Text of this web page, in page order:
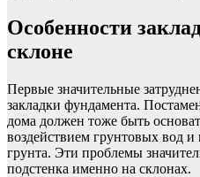
Особенности
склоне
Первые значительные
закладки фундамента.
дома должен тоже быть
воздействием грунтовых вод
грунта. Эти проблемы
подстенка именно на склонах.